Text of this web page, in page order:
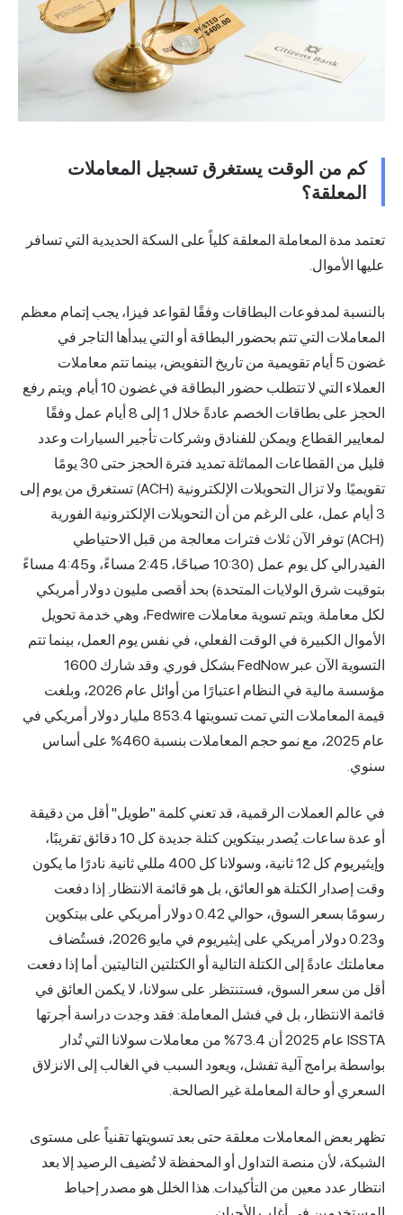
كم من الوقت يستغرق تسجيل المعاملات
المعلقة؟
تعتمد مدة المعاملة المعلقة كلياً على السكة الحديدية التي تسافر
عليها الأموال.
بالنسبة لمدفوعات البطاقات وفقًا لقواعد فيزا، يجب إتمام معظم
المعاملات التي تتم بحضور البطاقة أو التي يبدأها التاجر في
غضون 5 أيام تقويمية من تاريخ التفويض، بينما تتم معاملات
العملاء التي لا تتطلب حضور البطاقة في غضون 10 أيام. ويتم رفع
الحجز على بطاقات الخصم عادةً خلال 1 إلى 8 أيام عمل وفقًا
لمعايير القطاع. ويمكن للفنادق وشركات تأجير السيارات وعدد
قليل من القطاعات المماثلة تمديد فترة الحجز حتى 30 يومًا
تقويميًا. ولا تزال التحويلات الإلكترونية (ACH) تستغرق من يوم إلى
3 أيام عمل، على الرغم من أن التحويلات الإلكترونية الفورية
(ACH) توفر الآن ثلاث فترات معالجة من قبل الاحتياطي
الفيدرالي كل يوم عمل (10:30 صباحًا، 2:45 مساءً، و4:45 مساءً
بتوقيت شرق الولايات المتحدة) بحد أقصى مليون دولار أمريكي
لكل معاملة. ويتم تسوية معاملات Fedwire، وهي خدمة تحويل
الأموال الكبيرة في الوقت الفعلي، في نفس يوم العمل، بينما تتم
التسوية الآن عبر FedNow بشكل فوري. وقد شارك 1600
مؤسسة مالية في النظام اعتبارًا من أوائل عام 2026، وبلغت
قيمة المعاملات التي تمت تسويتها 853.4 مليار دولار أمريكي في
عام 2025، مع نمو حجم المعاملات بنسبة 460% على أساس
سنوي.
في عالم العملات الرقمية، قد تعني كلمة "طويل" أقل من دقيقة
أو عدة ساعات. يُصدر بيتكوين كتلة جديدة كل 10 دقائق تقريبًا،
وإيثيريوم كل 12 ثانية، وسولانا كل 400 مللي ثانية. نادرًا ما يكون
وقت إصدار الكتلة هو العائق، بل هو قائمة الانتظار. إذا دفعت
رسومًا بسعر السوق، حوالي 0.42 دولار أمريكي على بيتكوين
و0.23 دولار أمريكي على إيثيريوم في مايو 2026، فستُضاف
معاملتك عادةً إلى الكتلة التالية أو الكتلتين التاليتين. أما إذا دفعت
أقل من سعر السوق، فستنتظر. على سولانا، لا يكمن العائق في
قائمة الانتظار، بل في فشل المعاملة: فقد وجدت دراسة أجرتها
ISSTA عام 2025 أن 73.4% من معاملات سولانا التي تُدار
بواسطة برامج آلية تفشل، ويعود السبب في الغالب إلى الانزلاق
السعري أو حالة المعاملة غير الصالحة.
تظهر بعض المعاملات معلقة حتى بعد تسويتها تقنياً على مستوى
الشبكة، لأن منصة التداول أو المحفظة لا تُضيف الرصيد إلا بعد
انتظار عدد معين من التأكيدات. هذا الخلل هو مصدر إحباط